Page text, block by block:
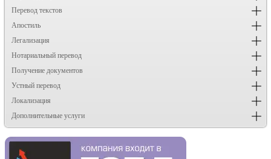
Перевод текстов
Апостиль
Легализация
Нотариальный перевод
Получение документов
Устный перевод
Локализация
Дополнительные услуги